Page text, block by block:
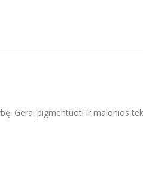
Gerai pigmentuoti ir malonios